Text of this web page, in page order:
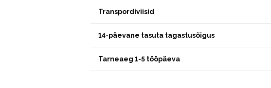
Transpordiviisid
14-päevane tasuta tagastusõigus
Tarneaeg 1-5 tööpäeva